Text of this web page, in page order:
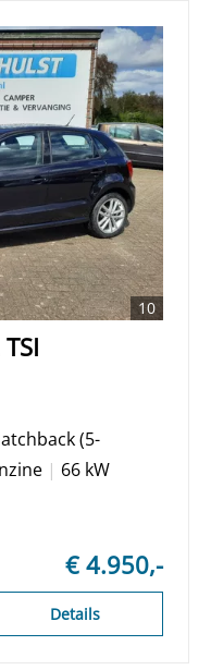
10
(5-
| 66 kW
€ 4.950,-
Details